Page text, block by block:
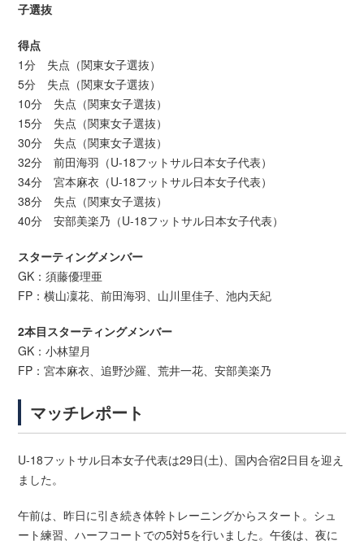
子選抜
得点
1分 失点（関東女子選抜）
5分 失点（関東女子選抜）
10分 失点（関東女子選抜）
15分 失点（関東女子選抜）
30分 失点（関東女子選抜）
32分 前田海羽（U-18フットサル日本女子代表）
34分 宮本麻衣（U-18フットサル日本女子代表）
38分 失点（関東女子選抜）
40分 安部美楽乃（U-18フットサル日本女子代表）
スターティングメンバー
GK：須藤優理亜
FP：横山凜花、前田海羽、山川里佳子、池内天紀
2本目スターティングメンバー
GK：小林望月
FP：宮本麻衣、追野沙羅、荒井一花、安部美楽乃
マッチレポート
U-18フットサル日本女子代表は29日(土)、国内合宿2日目を迎え
ました。
午前は、昨日に引き続き体幹トレーニングからスタート。シュ
ート練習、ハーフコートでの5対5を行いました。午後は、夜に